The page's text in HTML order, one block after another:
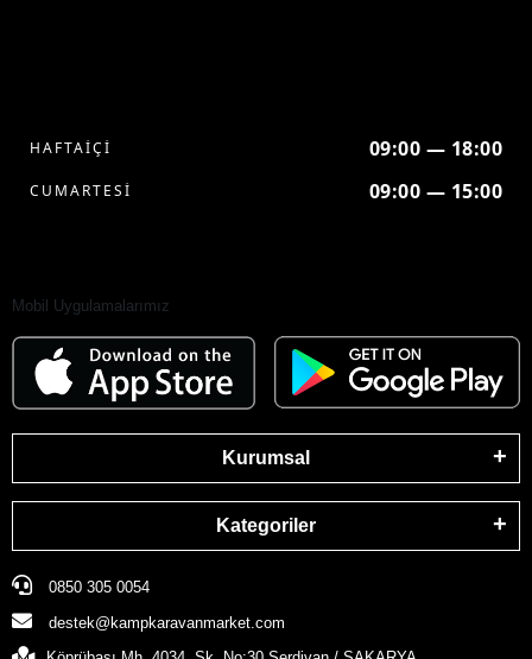
HAFTAİÇİ 09:00 — 18:00
CUMARTESİ 09:00 — 15:00
Mobil Uygulamalarımız
Kurumsal
Kategoriler
0850 305 0054
destek@kampkaravanmarket.com